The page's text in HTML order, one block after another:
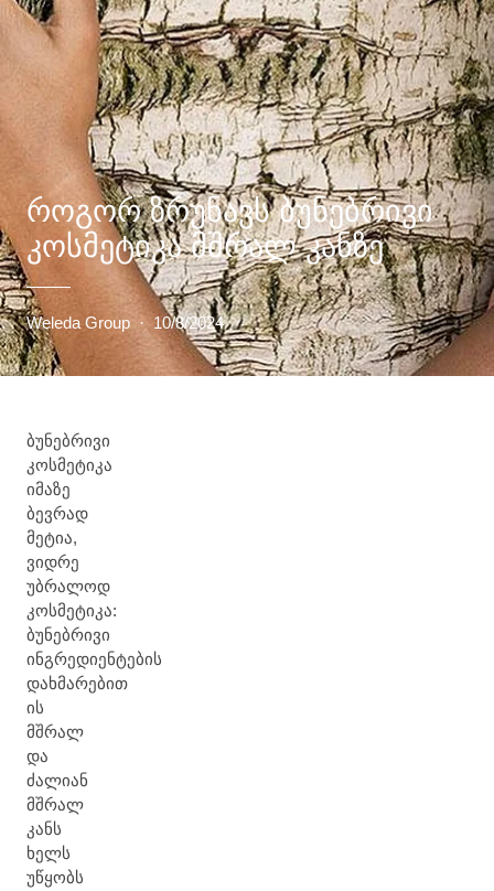
ᲠᲝᲒᲝᲠ ᲖᲠᲣᲜᲐᲕᲡ ᲑᲣᲜᲔᲑᲠᲘᲕᲘ
ᲙᲝᲡᲛᲔᲢᲘᲙᲐ ᲛᲨᲠᲐᲚ ᲙᲐᲜᲖᲔ
Weleda Group · 10/8/2024
ბუნებრივი
კოსმეტიკა
იმაზე
ბევრად
მეტია,
ვიდრე
უბრალოდ
კოსმეტიკა:
ბუნებრივი
ინგრედიენტების
დახმარებით
ის
მშრალ
და
ძალიან
მშრალ
კანს
ხელს
უწყობს